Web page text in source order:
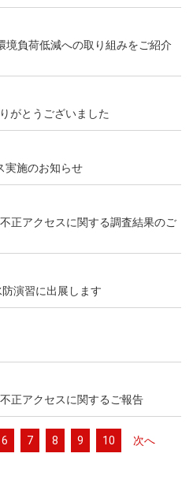
境負荷低減への取り組みをご紹介
がとうございました
実施のお知らせ
正アクセスに関する調査結果のご
演習に出展します
正アクセスに関するご報告
6 7 8 9 10 次へ